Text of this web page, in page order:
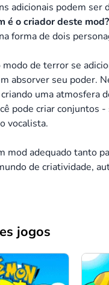
adicionais podem
é o criador deste mod?
forma de dois
modo de terror se
absorver seu poder.
uma atmosfera
pode criar conjuntos
vocalista.
mod adequado tanto
de criatividade,
jogos